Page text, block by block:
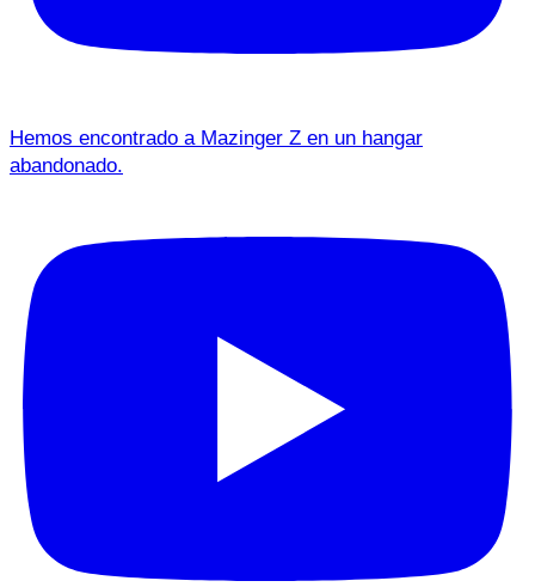
Hemos encontrado a Mazinger Z en un hangar
abandonado.